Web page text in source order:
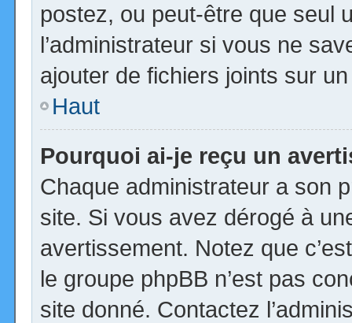
postez, ou peut-être que seul
l’administrateur si vous ne
ajouter de fichiers joints sur
Haut
Pourquoi ai-je reçu un
Chaque administrateur a son
site. Si vous avez dérogé à
avertissement. Notez que
le groupe phpBB n’est pas
site donné. Contactez